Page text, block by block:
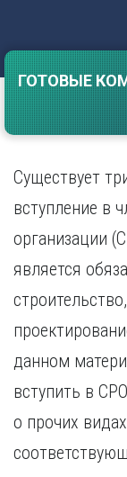
Е
И
Ижевск
Иркутск
К
Казань
Калуга
Кемерово
Краснодар
Красноярск
Курск
Л
ГОТОВЫЕ
Существует
вступление в
организации
является
данном
вступить в
о прочих